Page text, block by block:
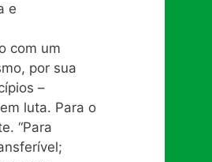
e
com um
por sua
–
luta. Para o
“Para